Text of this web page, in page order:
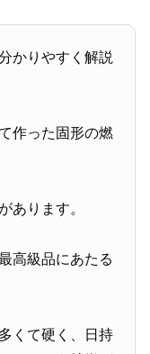
かりやすく解説
作った固形の燃
あります。
高級品にあたる
くて硬く、日持